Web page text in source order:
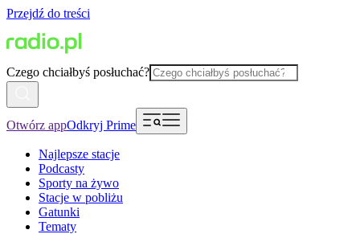
Przejdź do treści
Czego chciałbyś posłuchać?
Otwórz appOdkryj Prime
Najlepsze stacje
Podcasty
Sporty na żywo
Stacje w pobliżu
Gatunki
Tematy